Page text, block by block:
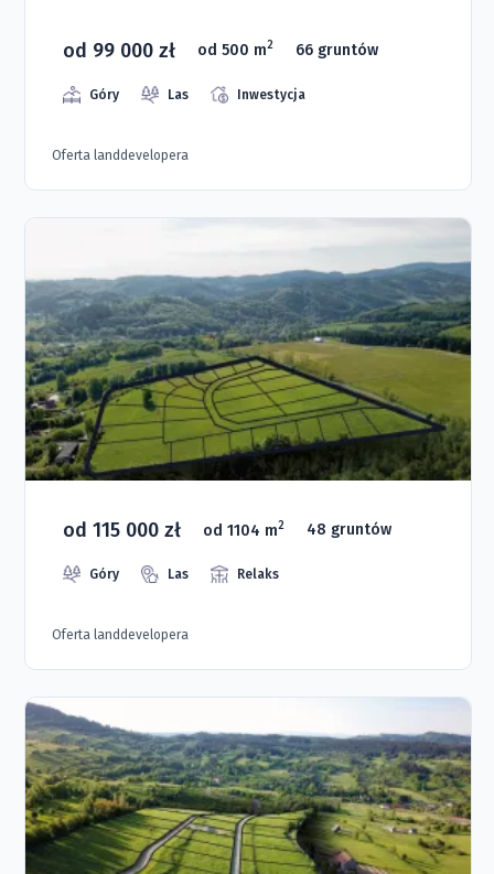
od 99 000 zł od 500 m2 66 gruntów
Góry Las Inwestycja
Oferta landdevelopera
od 115 000 zł od 1104 m2 48 gruntów
Góry Las Relaks
Oferta landdevelopera